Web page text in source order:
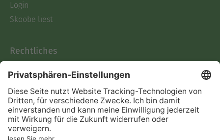
Login
Skoobe liest
Rechtliches
AGB
Informationen nach Data
Act
Verträge hier kündigen
Impressum